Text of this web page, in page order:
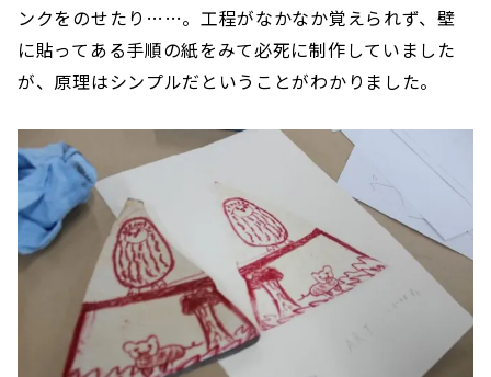
ンクをのせたり……。工程がなかなか覚えられず、壁
に貼ってある手順の紙をみて必死に制作していました
が、原理はシンプルだということがわかりました。